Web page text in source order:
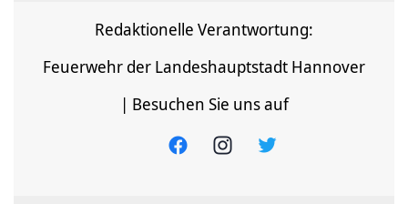
Redaktionelle Verantwortung:
Feuerwehr der Landeshauptstadt Hannover
| Besuchen Sie uns auf